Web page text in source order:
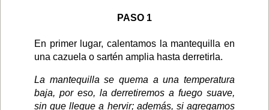
PASO 1
En primer lugar, calentamos la mantequilla en
una cazuela o sartén amplia hasta derretirla.
La mantequilla se quema a una temperatura
baja, por eso, la derretiremos a fuego suave,
sin que llegue a hervir; además, si agregamos